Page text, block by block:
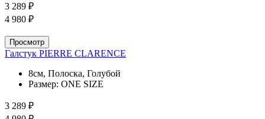
3 289 ₽
4 980 ₽
Просмотр
Галстук PIERRE CLARENCE
8см, Полоска, Голубой
Размер: ONE SIZE
3 289 ₽